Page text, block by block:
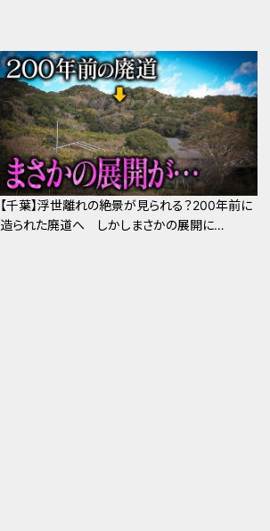
【千葉】浮世離れの絶景が見られる？200年前に
造られた廃道へ しかしまさかの展開に…